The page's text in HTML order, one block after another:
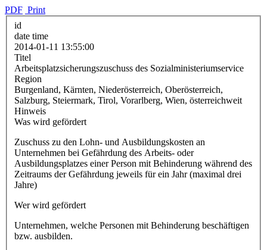
PDF Print
id
date time
2014-01-11 13:55:00
Titel
Arbeitsplatzsicherungszuschuss des Sozialministeriumservice
Region
Burgenland, Kärnten, Niederösterreich, Oberösterreich,
Salzburg, Steiermark, Tirol, Vorarlberg, Wien, österreichweit
Hinweis
Was wird gefördert
Zuschuss zu den Lohn- und Ausbildungskosten an
Unternehmen bei Gefährdung des Arbeits- oder
Ausbildungsplatzes einer Person mit Behinderung während des
Zeitraums der Gefährdung jeweils für ein Jahr (maximal drei
Jahre)
Wer wird gefördert
Unternehmen, welche Personen mit Behinderung beschäftigen
bzw. ausbilden.